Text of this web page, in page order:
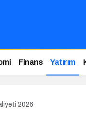
Finans Yatırım
2026